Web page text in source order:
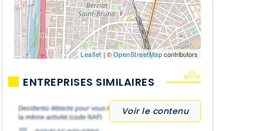
Leaflet | ©OpenStreetMapcontributors
ENTREPRISES SIMILAIRES
Voir le contenu